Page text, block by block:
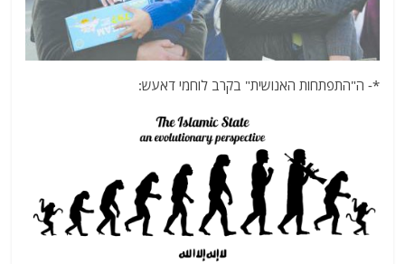
*- ה"התפתחות האנושית" בקרב לוחמי דאעש: